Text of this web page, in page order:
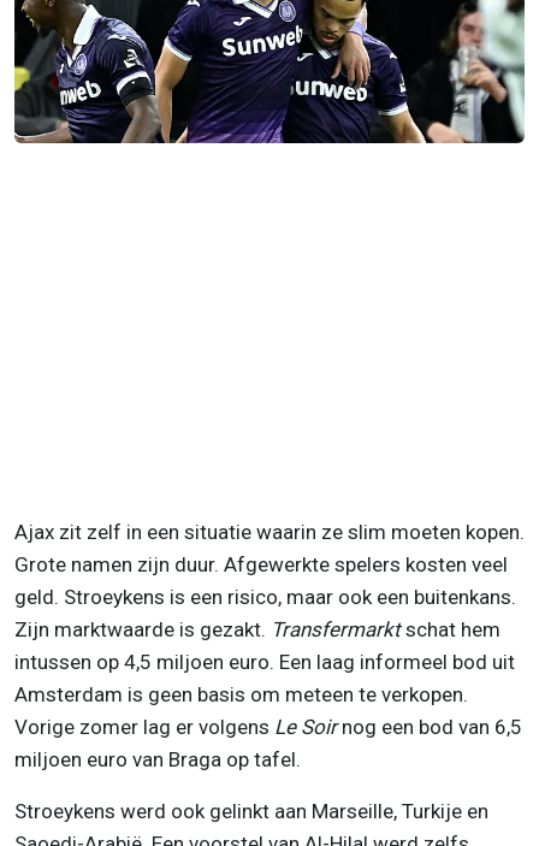
Ajax zit zelf in een situatie waarin ze slim moeten kopen.
Grote namen zijn duur. Afgewerkte spelers kosten veel
geld. Stroeykens is een risico, maar ook een buitenkans.
Zijn marktwaarde is gezakt. Transfermarktschat hem
intussen op 4,5 miljoen euro. Een laag informeel bod uit
Amsterdam is geen basis om meteen te verkopen.
Vorige zomer lag er volgens Le Soirnog een bod van 6,5
miljoen euro van Braga op tafel.
Stroeykens werd ook gelinkt aan Marseille, Turkije en